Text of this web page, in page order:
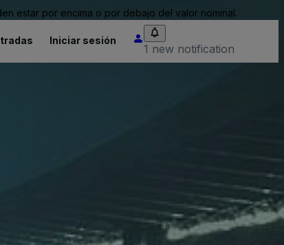
estar por encima o por debajo del valor nominal.
Iniciar sesión
1 new notification